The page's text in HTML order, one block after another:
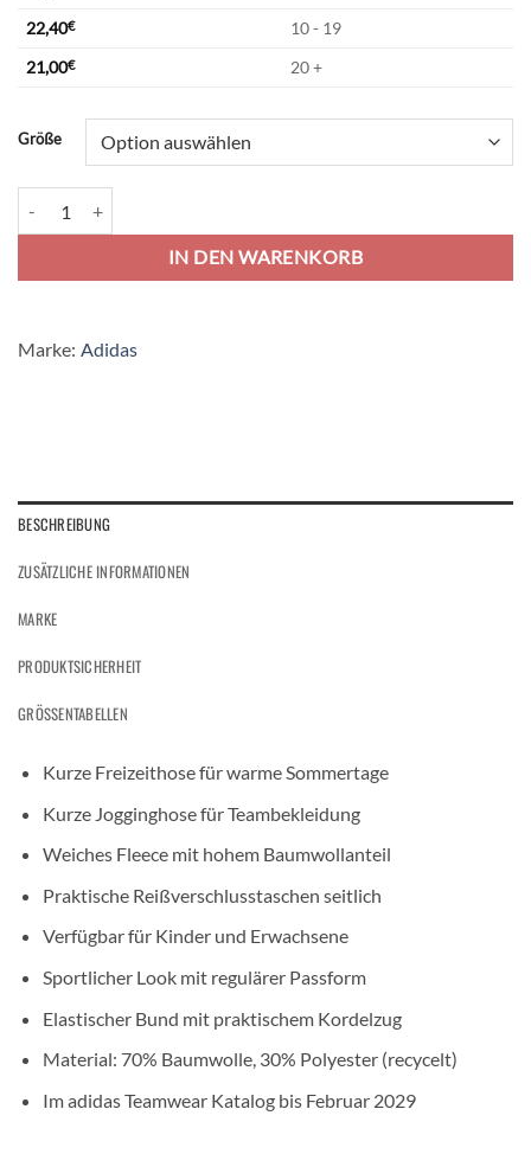
22,40€
10 - 19
21,00€ 20 +
Größe
IN DEN WARENKORB
Alternative:
Marke: Adidas
BESCHREIBUNG
ZUSÄTZLICHE INFORMATIONEN
MARKE
PRODUKTSICHERHEIT
GRÖSSENTABELLEN
Kurze Freizeithose für warme Sommertage
Kurze Jogginghose für Teambekleidung
Weiches Fleece mit hohem Baumwollanteil
Praktische Reißverschlusstaschen seitlich
Verfügbar für Kinder und Erwachsene
Sportlicher Look mit regulärer Passform
Elastischer Bund mit praktischem Kordelzug
Material: 70% Baumwolle, 30% Polyester (recycelt)
Im adidas Teamwear Katalog bis Februar 2029